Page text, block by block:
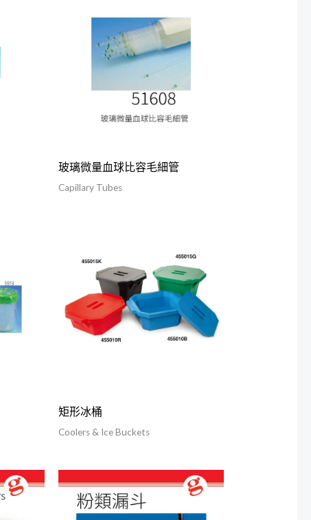
玻璃微量血球比容毛細管
Capillary Tubes
矩形冰桶
Coolers & Ice Buckets